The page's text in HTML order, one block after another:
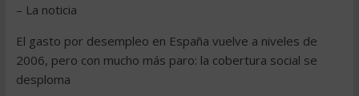
– La noticia
El gasto por desempleo en España vuelve a niveles de
2006, pero con mucho más paro: la cobertura social se
desploma